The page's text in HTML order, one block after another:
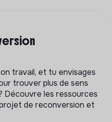
travail, et tu envisages
trouver plus de sens
Découvre les ressources
de reconversion et